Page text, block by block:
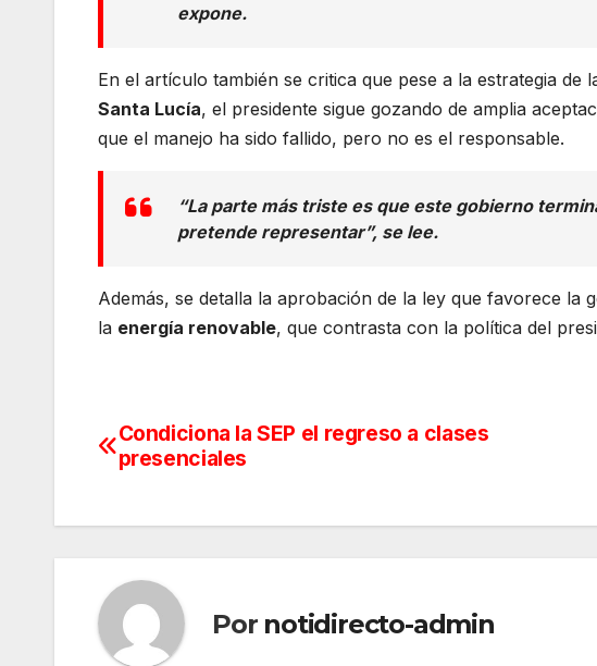
expone.
En el artículo también se critica que pese a la estrategia de
Santa Lucía, el presidente sigue gozando de amplia
que el manejo ha sido fallido, pero no es el responsable.
“La parte más triste es que este gobierno
pretende representar”, se lee.
Además, se detalla la aprobación de la ley que favorece la
la energía renovable, que contrasta con la política del
Navegación
entradas
Condiciona la SEP el regreso a clases
presenciales
Por notidirecto-admin